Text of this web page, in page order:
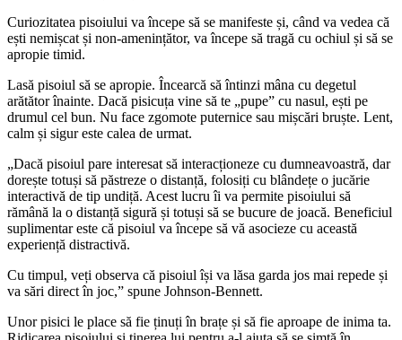
Curiozitatea pisoiului va începe să se manifeste și, când va vedea că
ești nemișcat și non-amenințător, va începe să tragă cu ochiul și să se
apropie timid.
Lasă pisoiul să se apropie. Încearcă să întinzi mâna cu degetul
arătător înainte. Dacă pisicuța vine să te „pupe” cu nasul, ești pe
drumul cel bun. Nu face zgomote puternice sau mișcări bruște. Lent,
calm și sigur este calea de urmat.
„Dacă pisoiul pare interesat să interacționeze cu dumneavoastră, dar
dorește totuși să păstreze o distanță, folosiți cu blândețe o jucărie
interactivă de tip undiță. Acest lucru îi va permite pisoiului să
rămână la o distanță sigură și totuși să se bucure de joacă. Beneficiul
suplimentar este că pisoiul va începe să vă asocieze cu această
experiență distractivă.
Cu timpul, veți observa că pisoiul își va lăsa garda jos mai repede și
va sări direct în joc,” spune Johnson-Bennett.
Unor pisici le place să fie ținuți în brațe și să fie aproape de inima ta.